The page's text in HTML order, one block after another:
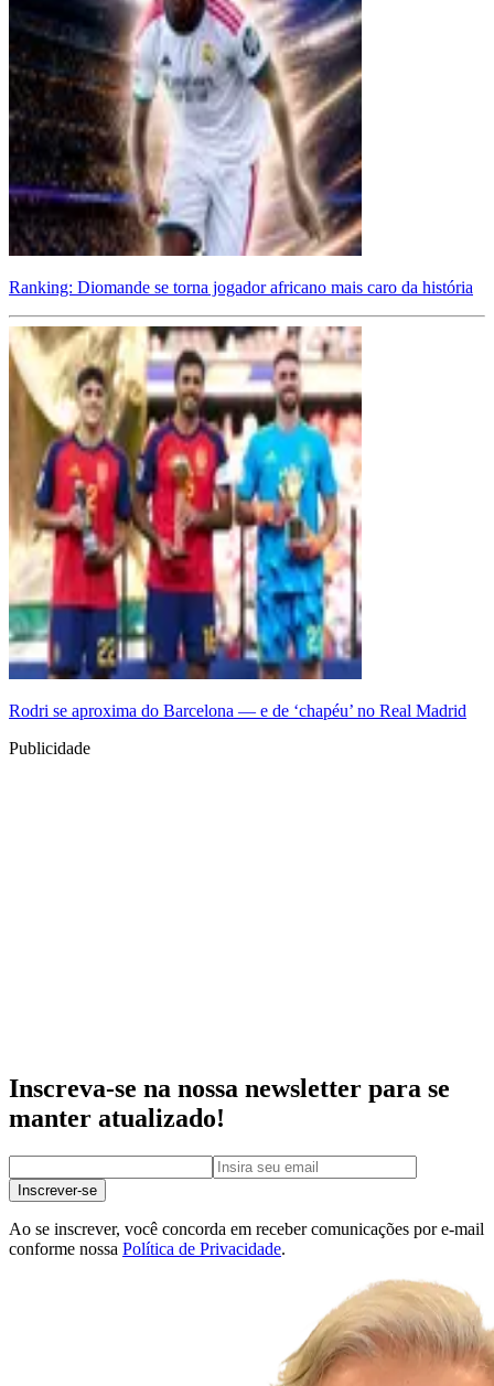
Ranking: Diomande se torna jogador africano mais caro da história
Rodri se aproxima do Barcelona — e de ‘chapéu’ no Real Madrid
Publicidade
Inscreva-se na nossa newsletter para se
manter atualizado!
Inscrever-se
Ao se inscrever, você concorda em receber comunicações por e-mail
conforme nossa Política de Privacidade.